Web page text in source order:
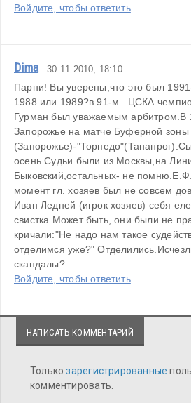
Войдите, чтобы ответить
Dima 30.11.2010, 18:10
Парни! Вы уверены,что это был
1988 или 1989?в 91-м   ЦСКА
Гурман был уважаемым арбитром.В
Запорожье на матче Буферной
(Запорожье)-
осень.Судьи были из Москвы,на
Быковский,остальных- не
момент гл. хозяев был не совсем
Иван Ледней (игрок хозяев) себя
свистка.Может быть, они были не
кричали:"Не надо нам такое
отделимся уже?"
скандалы?
Войдите, чтобы ответить
НАПИСАТЬ КОММЕНТАРИЙ
Толькозарегистрированные
комментировать.